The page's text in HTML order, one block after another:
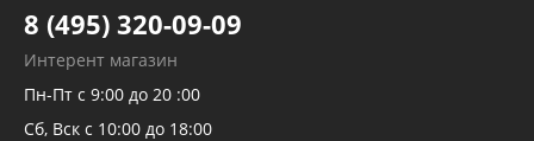
Тормозных трубок
Рукавов гидроусилителей
Рукавов компрессоров и турбин
Трубок кондиционеров
8 (495) 320-09-09
Интерент магазин
Пн-Пт с 9:00 до 20 :00
Сб, Вск с 10:00 до 18:00